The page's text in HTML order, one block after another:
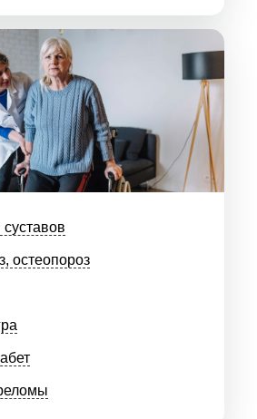
остеопороз